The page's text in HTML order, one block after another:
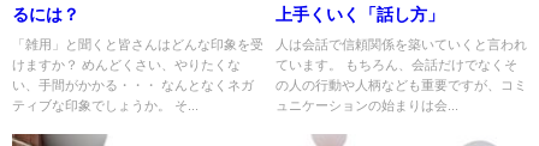
るには？
「雑用」と聞くと皆さんはどんな印象を受
けますか？ めんどくさい、やりたくな
い、手間がかかる・・・ なんとなくネガ
ティブな印象でしょうか。 そ...
上手くいく「話し方」
人は会話で信頼関係を築いていくと言われ
ています。 もちろん、会話だけでなくそ
の人の行動や人柄なども重要ですが、コミ
ュニケーションの始まりは会...